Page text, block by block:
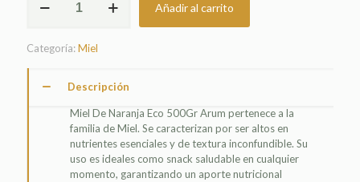
500GR
ARUM
cantidad
Añadir al carrito
Categoría:Miel
Descripción
Miel De Naranja Eco 500Gr Arum pertenece a la
familia de Miel. Se caracterizan por ser altos en
nutrientes esenciales y de textura inconfundible. Su
uso es ideales como snack saludable en cualquier
momento, garantizando un aporte nutricional